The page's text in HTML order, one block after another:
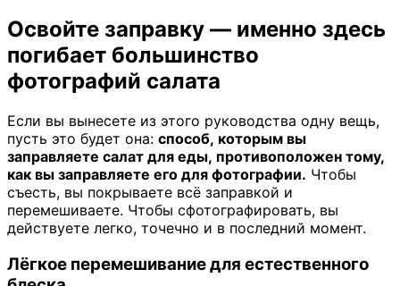
Освойте заправку — именно здесь
погибает большинство
фотографий салата
Если вы вынесете из этого руководства одну вещь,
пусть это будет она: способ, которым вы
заправляете салат для еды, противоположен тому,
как вы заправляете его для фотографии. Чтобы
съесть, вы покрываете всё заправкой и
перемешиваете. Чтобы сфотографировать, вы
действуете легко, точечно и в последний момент.
Лёгкое перемешивание для естественного